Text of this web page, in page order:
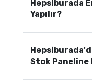
Hepsiburada
Yapılır?
Stok Paneline